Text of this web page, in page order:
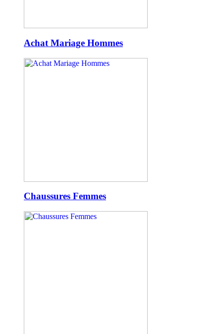
Achat Mariage Hommes
Chaussures Femmes